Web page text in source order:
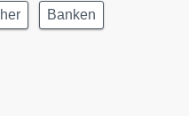
Banken